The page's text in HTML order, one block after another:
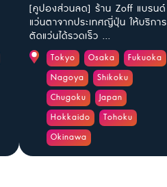
[คูปองส่วนลด] ร้าน Zoff แบรนด์
แว่นตาจากประเทศญี่ปุ่น ให้บริการ
ตัดแว่นได้รวดเร็ว ...
Tokyo Osaka
Fukuoka
Nagoya
Shikoku
Chugoku
Japan
Hokkaido
Tohoku
Okinawa